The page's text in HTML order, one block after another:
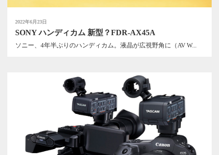
2022年6月23日
SONY ハンディカム 新型？FDR-AX45A
ソニー、4年半ぶりのハンディカム。液晶が広視野角に（AV W...